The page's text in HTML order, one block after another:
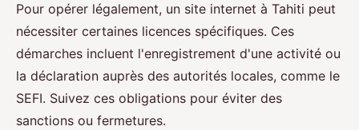
Pour opérer légalement, un site internet à Tahiti peut
nécessiter certaines licences spécifiques. Ces
démarches incluent l'enregistrement d'une activité ou
la déclaration auprès des autorités locales, comme le
SEFI. Suivez ces obligations pour éviter des
sanctions ou fermetures.